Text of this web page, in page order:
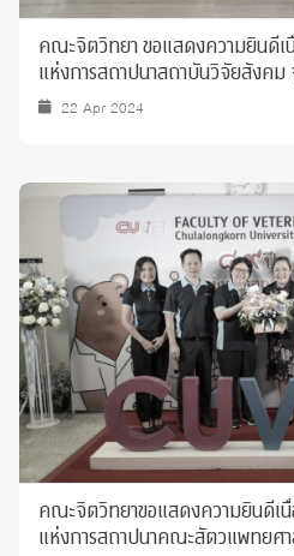
คณะจิตวิทยา ขอแสดงความยินดีเ
แห่งการสถาปนาสถาบันวิจัยสังคม
22 Apr 2024
คณะจิตวิทยาขอแสดงความยินดีเ
แห่งการสถาปนาคณะสัตวแพทยศ